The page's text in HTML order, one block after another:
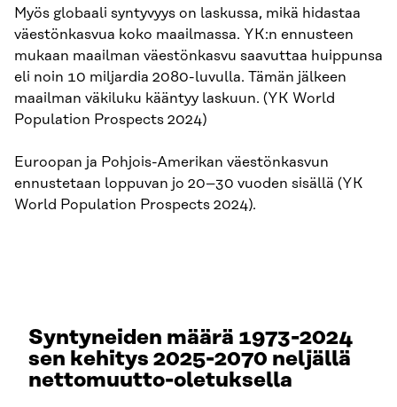
Myös globaali syntyvyys on laskussa, mikä hidastaa
väestönkasvua koko maailmassa. YK:n ennusteen
mukaan maailman väestönkasvu saavuttaa huippunsa
eli noin 10 miljardia 2080-luvulla. Tämän jälkeen
maailman väkiluku kääntyy laskuun. (YK World
Population Prospects 2024)
Euroopan ja Pohjois-Amerikan väestönkasvun
ennustetaan loppuvan jo 20–30 vuoden sisällä (YK
World Population Prospects 2024).
Syntyneiden määrä 1973-2024
sen kehitys 2025-2070 neljällä
nettomuutto-oletuksella